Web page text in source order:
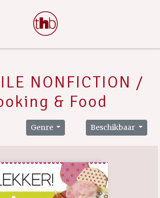
NONFICTION /
& Food
Genre Beschikbaar